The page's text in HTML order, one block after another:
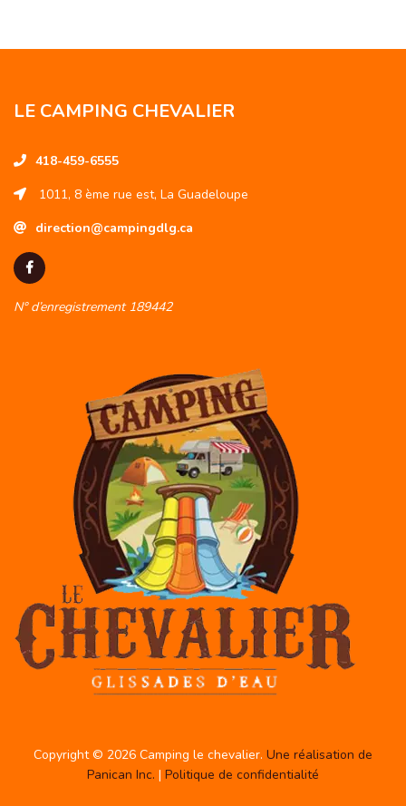
LE CAMPING CHEVALIER
418-459-6555
1011, 8 ème rue est, La Guadeloupe
direction@campingdlg.ca
N° d’enregistrement 189442
Copyright © 2026 Camping le chevalier. Une réalisation de
Panican Inc. | Politique de confidentialité